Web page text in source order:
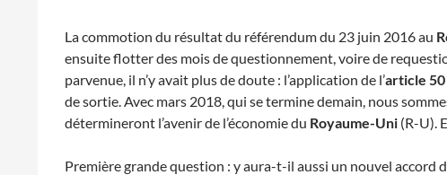
La commotion du résultat du référendum du 23 juin 2016 au
ensuite flotter des mois de questionnement, voire de
parvenue, il n’y avait plus de doute : l’application de l’article 50
de sortie. Avec mars 2018, qui se termine demain, nous
détermineront l’avenir de l’économie du Royaume-Uni (R-U).
Première grande question : y aura-t-il aussi un nouvel accord